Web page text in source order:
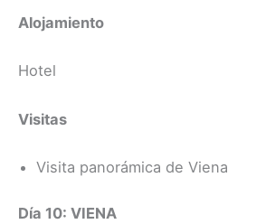
Alojamiento
Hotel
Visitas
Visita panorámica de Viena
Día 10: VIENA